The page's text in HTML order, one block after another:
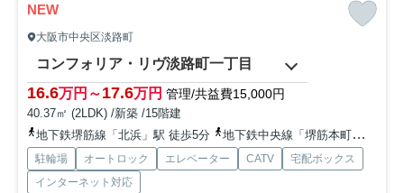
NEW
大阪市中央区淡路町
コンフォリア・リヴ淡路町一丁目
16.6万円～17.6万円 管理/共益費15,000円
40.37㎡ (2LDK) /新築 /15階建
地下鉄堺筋線「北浜」駅 徒歩5分
地下鉄中央線「堺筋本町」駅 徒歩10分
駐輪場 オートロック エレベーター CATV
宅配ボックス
インターネット対応